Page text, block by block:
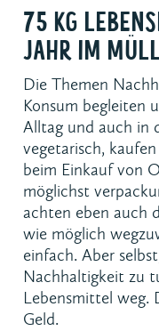
75 KG
JAHR IM MÜLL
Die Themen
Konsum begleiten
Alltag und auch in
vegetarisch,
beim Einkauf von
möglichst
achten eben auch
wie möglich
einfach. Aber
Nachhaltigkeit zu
Lebensmittel weg.
Geld.